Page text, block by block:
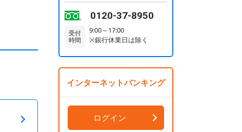
0120-37-8950
受付
時間
9:00～17:00
※銀行休業日は除く
インターネットバンキング
ログイン